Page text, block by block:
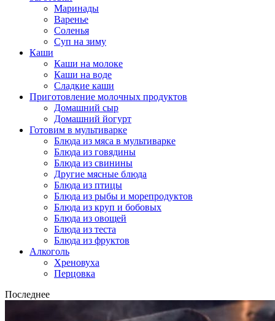
Маринады
Варенье
Соленья
Суп на зиму
Каши
Каши на молоке
Каши на воде
Сладкие каши
Приготовление молочных продуктов
Домашний сыр
Домашний йогурт
Готовим в мультиварке
Блюда из мяса в мультиварке
Блюда из говядины
Блюда из свинины
Другие мясные блюда
Блюда из птицы
Блюда из рыбы и морепродуктов
Блюда из круп и бобовых
Блюда из овощей
Блюда из теста
Блюда из фруктов
Алкоголь
Хреновуха
Перцовка
Последнее